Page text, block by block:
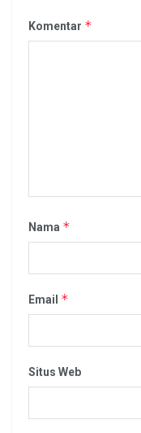
Komentar *
Nama *
Email *
Situs Web